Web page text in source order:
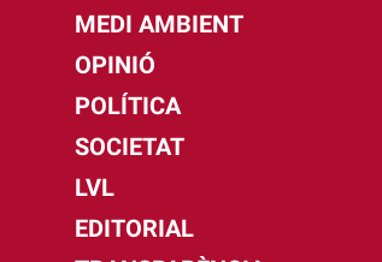
MEDI AMBIENT
OPINIÓ
POLÍTICA
SOCIETAT
LVL
EDITORIAL